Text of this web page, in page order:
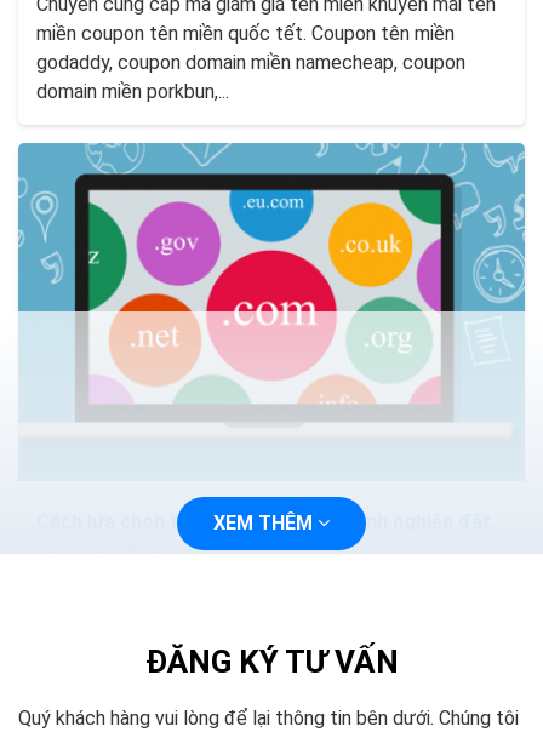
miền coupon tên miền quốc tết. Coupon tên miền
godaddy, coupon domain miền namecheap, coupon
domain miền porkbun,...
Cách lựa chọn tên miền đẹp cho doanh nghiệp đặt
tên miền chuẩn SEO
miền ngay theo thương hiệu hoặc sản phẩm của...
XEM THÊM
ĐĂNG KÝ TƯ VẤN
Quý khách hàng vui lòng để lại thông tin bên dưới. Chúng tôi